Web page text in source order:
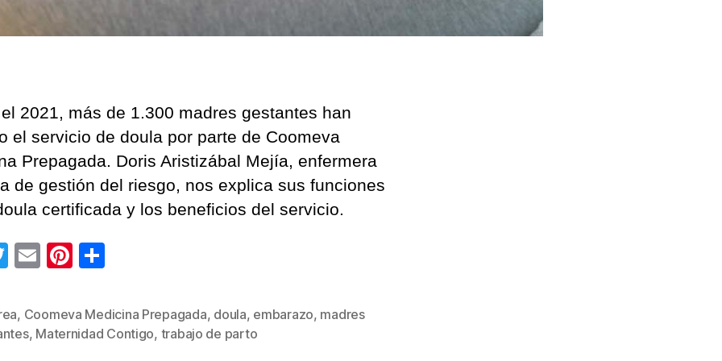
2021, más de 1.300 madres gestantes han
el servicio de doula por parte de Coomeva
Prepagada. Doris Aristizábal Mejía, enfermera
de gestión del riesgo, nos explica sus funciones
certificada y los beneficios del servicio.
T
tt
er
E
ail
Pi
er
e
m
p
, Coomeva Medicina Prepagada, doula, embarazo, madres
, Maternidad Contigo, trabajo de parto